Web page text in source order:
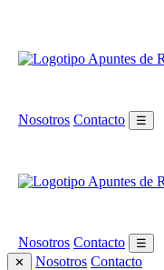
Nosotros Contacto ☰
Nosotros Contacto
☰
✕
Nosotros Contacto